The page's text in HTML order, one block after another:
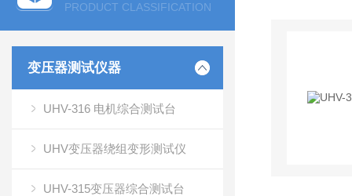
PRODUCT CLASSIFICATION
变压器测试仪器
UHV-316 电机综合测试台
UHV变压器绕组变形测试仪
UHV-315变压器综合测试台